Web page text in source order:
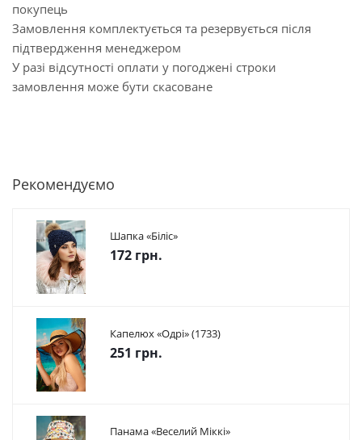
покупець
Замовлення комплектується та резервується після
підтвердження менеджером
У разі відсутності оплати у погоджені строки
замовлення може бути скасоване
Рекомендуємо
Шапка «Біліс»
172 грн.
Капелюх «Одрі» (1733)
251 грн.
Панама «Веселий Міккі»